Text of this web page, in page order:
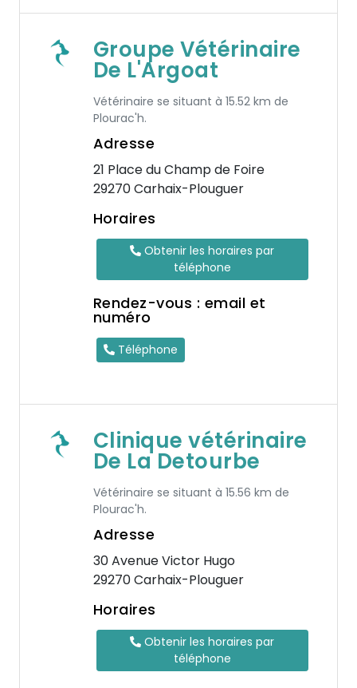
Groupe Vétérinaire
De L'Argoat
Vétérinaire se situant à 15.52 km de
Plourac'h.
Adresse
21 Place du Champ de Foire
29270 Carhaix-Plouguer
Horaires
Obtenir les horaires par
téléphone
Rendez-vous : email et
numéro
Téléphone
Clinique vétérinaire
De La Detourbe
Vétérinaire se situant à 15.56 km de
Plourac'h.
Adresse
30 Avenue Victor Hugo
29270 Carhaix-Plouguer
Horaires
Obtenir les horaires par
téléphone